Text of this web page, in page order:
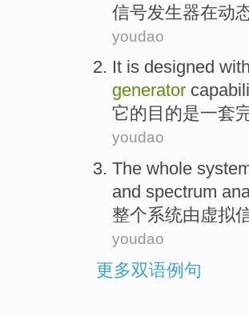
信号发生器在动
youdao
It is designed with
generator
它的 目的是一套
youdao
The whole
and spectrum
整个系统由虚拟
youdao
更多双语例句